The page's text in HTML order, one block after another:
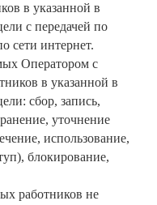
в указанной в
с передачей по
сети интернет.
Оператором с
в указанной в
сбор, запись,
уточнение
использование,
блокирование,
работников не